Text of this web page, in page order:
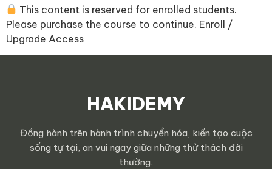
This content is reserved for enrolled students.
Please purchase the course to continue. Enroll /
Upgrade Access
HAKIDEMY
Đồng hành trên hành trình chuyển hóa, kiến tạo cuộc
sống tự tại, an vui ngay giữa những thử thách đời
thường.